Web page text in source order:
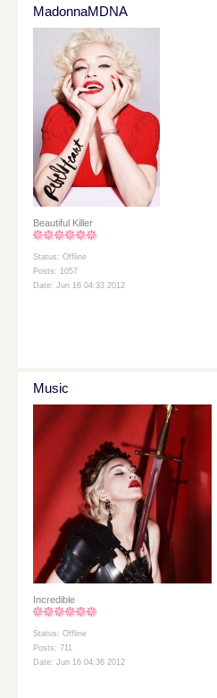
MadonnaMDNA
Beautiful Killer
Status: Offline
Posts: 1057
Date: Jun 16 04:33 2012
Music
Incredible
Status: Offline
Posts: 711
Date: Jun 16 04:36 2012